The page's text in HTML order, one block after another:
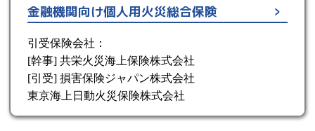
金融機関向け個人用火災総合保険
引受保険会社：
[幹事] 共栄火災海上保険株式会社
[引受] 損害保険ジャパン株式会社
東京海上日動火災保険株式会社